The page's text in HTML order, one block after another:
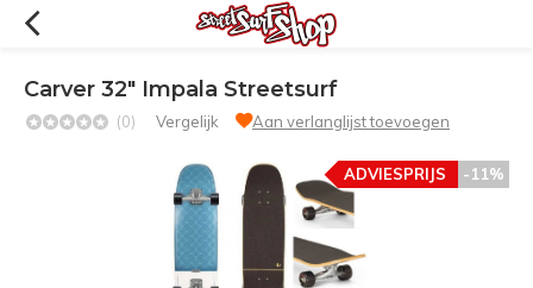
Carver 32" Impala Streetsurf
(0) Vergelijk Aan verlanglijst toevoegen
-11%
ADVIESPRIJS